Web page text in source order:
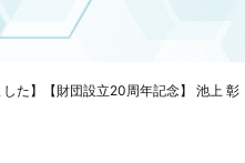
した】【財団設立20周年記念】 池上